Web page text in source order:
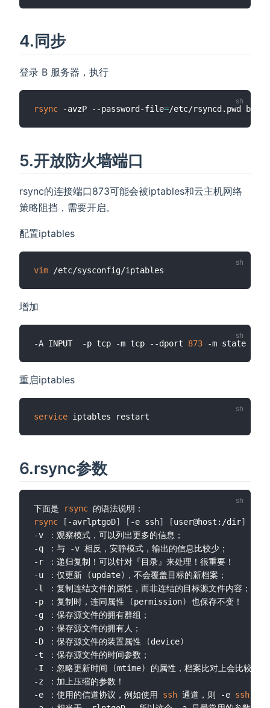
4.同步
登录 B 服务器，执行
rsync -avzP --password-file=
5.开放防火墙端口
rsync的连接端口873可能会被iptables和云主机网络
策略阻挡，需要开启。
配置iptables
vim
增加
-A INPUT  -p tcp -m tcp --dport 873
重启iptables
service
6.rsync参数
下面是 rsync
rsync
[ -avrlptgoD] [ -e ssh] [user@host:/dir]
-v ：观察模式，可以列出更多的信息；
-q ：与 -v 相反，安静模式，输出的信息比较少；
-r ：递归复制！可以针对『目录』来处理！很重要！
-u ：仅更新
(update) ，不会覆盖目标的新档案；
-l ：复制连结文件的属性，而非连结的目标源文件内容；
-p ：复制时，连同属性
(permission)
也保存不变！
-g ：保存源文件的拥有群组；
-o ：保存源文件的拥有人；
-D ：保存源文件的装置属性
(device)
-t ：保存源文件的时间参数；
-I ：忽略更新时间
(mtime)
的属性，档案比对上会比较快
-z ：加上压缩的参数！
-e ：使用的信道协议，例如使用 ssh 通道，则 -e ssh